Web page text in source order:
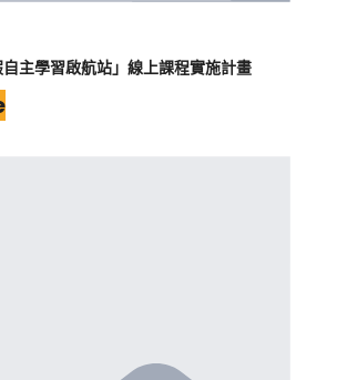
主學習啟航站」線上課程實施計畫